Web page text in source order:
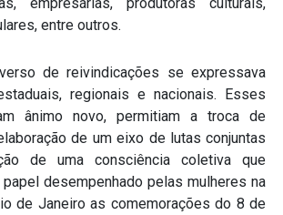
entre outros.
de reivindicações se expressava
regionais e nacionais. Esses
ânimo novo, permitiam a troca de
de um eixo de lutas conjuntas
de uma consciência coletiva que
desempenhado pelas mulheres na
de Janeiro as comemorações do 8 de